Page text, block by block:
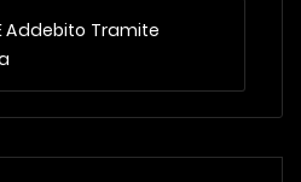
Addebito Tramite